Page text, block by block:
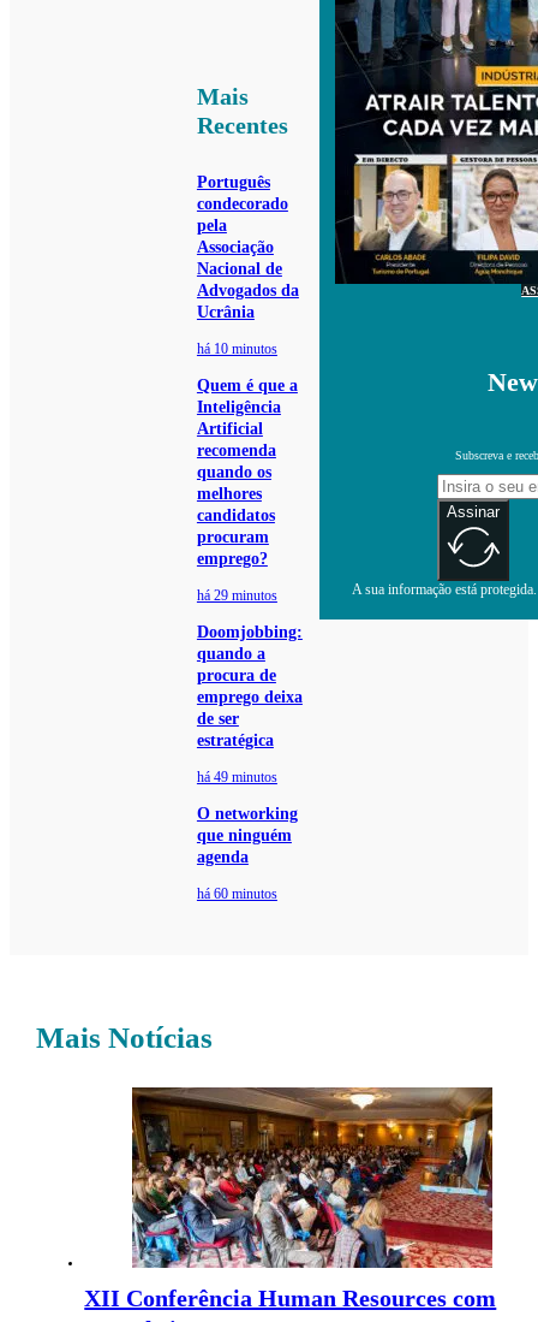
Mais
Recentes
Português
condecorado
pela
Associação
Nacional de
Advogados da
Ucrânia
há 10 minutos
Quem é que a
Inteligência
Artificial
recomenda
quando os
melhores
candidatos
procuram
emprego?
há 29 minutos
Doomjobbing:
quando a
procura de
emprego deixa
de ser
estratégica
há 49 minutos
O networking
que ninguém
agenda
há 60 minutos
Subscreva e
Assinar
A sua informação está
Mais Notícias
XII Conferência Human Resources com